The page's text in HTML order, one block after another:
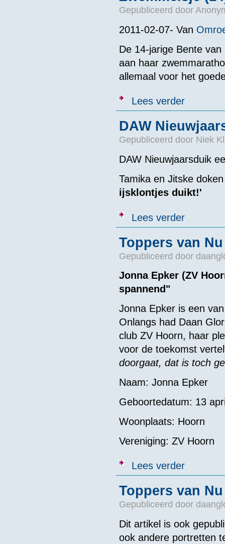
Gepubliceerd door
2011-02-07- Van
De 14-jarige Bente
aan haar
allemaal voor het
Lees verderover
DAW
Gepubliceerd door Niek
DAW Nieuwjaarsduik
Tamika en Jitske
ijsklontjes duikt!'
Lees verderover DAW
Toppers van
Gepubliceerd door
Jonna Epker (ZV
spannend"
Jonna Epker is een
Onlangs had Daan
club ZV Hoorn, haar
voor de toekomst
doorgaat, dat is toch
Naam: Jonna Epker
Geboortedatum: 13
Woonplaats: Hoorn
Vereniging: ZV Hoorn
Lees verderover Toppers
Toppers van
Gepubliceerd door
Dit artikel is ook
ook andere portretten